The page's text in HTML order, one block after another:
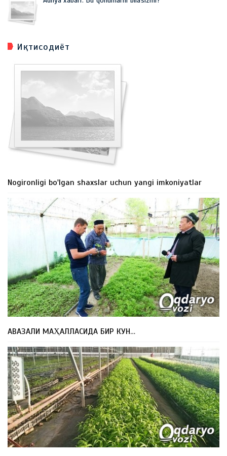
Иқтисодиёт
Nogironligi bo'lgan shaxslar uchun yangi imkoniyatlar
АВАЗАЛИ МАҲАЛЛАСИДА БИР КУН…